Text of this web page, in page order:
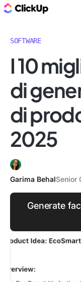
SOFTWARE
I 10
di
di
2025
Garima BehalSenior
Generate